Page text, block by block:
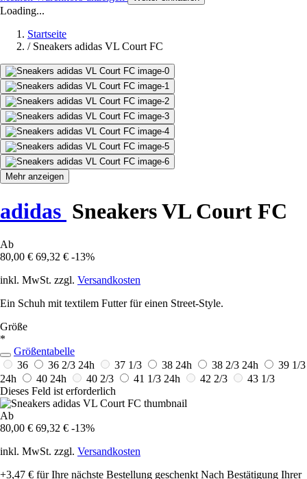
Loading...
Startseite
/ Sneakers adidas VL Court FC
Mehr anzeigen
adidas Sneakers VL Court FC
Ab
80,00 € 69,32 € -13%
inkl. MwSt. zzgl. Versandkosten
Ein Schuh mit textilem Futter für einen Street-Style.
Größe
*
Größentabelle
36
36 2/3 24h 37 1/3 38 24h 38 2/3 24h
39 1/3
24h
40 24h 40 2/3 41 1/3 24h 42 2/3
43 1/3
Dieses Feld ist erforderlich
Ab
80,00 € 69,32 € -13%
inkl. MwSt. zzgl. Versandkosten
+3,47 € für Ihre nächste Bestellung geschenkt Nach Bestätigung Ihrer